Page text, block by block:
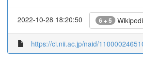
2022-10-28 18:20:50 6 + 5
https://ci.nii.ac.jp/naid/